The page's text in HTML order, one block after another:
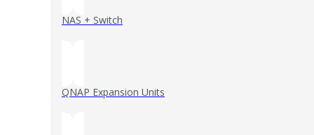
NAS + Switch
()
QNAP Expansion Units
()